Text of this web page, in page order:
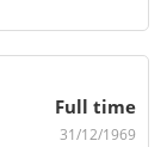
Full time
31/12/1969